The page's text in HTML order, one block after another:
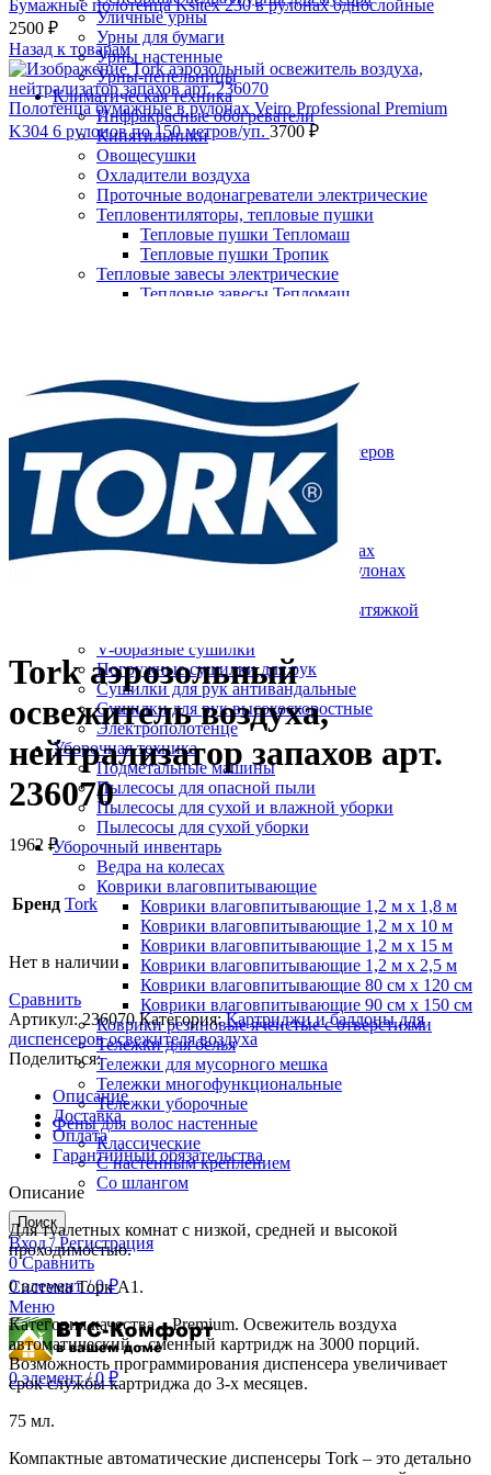
Уличные урны
Урны для бумаги
Урны настенные
Урны-пепельницы
Климатическая техника
Инфракрасные обогреватели
Кипятильники
Овощесушки
Охладители воздуха
Проточные водонагреватели электрические
Тепловентиляторы, тепловые пушки
Тепловые пушки Тепломаш
Тепловые пушки Тропик
Тепловые завесы электрические
Тепловые завесы Тепломаш
Бумажные сиденья для унитаза
Дезинфицирующие средства
Жидкое мыло TORK
Картриджи и баллоны для диспенсеров
освежителя воздуха
Листовые бумажные полотенца
Протирочный материал в рулонах
Салфетки для лица
Туалетная бумага в больших рулонах
Туалетная бумага в стандартных рулонах
Туалетная бумага с центральной вытяжкой
V-образные сушилки
Погружные сушилки для рук
Сушилки для рук антивандальные
Сушилки для рук высокоскоростные
Электрополотенце
Уборочная техника
Подметальные машины
Пылесосы для опасной пыли
Пылесосы для сухой и влажной уборки
Пылесосы для сухой уборки
Уборочный инвентарь
Ведра на колесах
Коврики влаговпитывающие
Коврики влаговпитывающие 1,2 м х 1,8 м
Коврики влаговпитывающие 1,2 м х 10 м
Коврики влаговпитывающие 1,2 м х 15 м
Коврики влаговпитывающие 1,2 м х 2,5 м
Коврики влаговпитывающие 80 см х 120 см
Коврики влаговпитывающие 90 см х 150 см
Коврики резиновые ячеистые с отверстиями
Тележки для белья
Тележки для мусорного мешка
Тележки многофункциональные
Тележки уборочные
Фены для волос настенные
Классические
С настенным креплением
Со шлангом
Поиск
Вход / Регистрация
0 Сравнить
0элемент / 0₽
Меню
0элемент / 0₽
Бумажные полотенца Ksitex 230 в рулонах однослойные
2500 ₽
Назад к товарам
Полотенца бумажные в рулонах Veiro Professional Premium
K304 6 рулонов по 150 метров/уп. 3700 ₽
Нажмите, чтобы увеличить
Tork аэрозольный
освежитель воздуха,
нейтрализатор запахов арт.
236070
1962 ₽
Бренд Tork
Нет в наличии
Сравнить
Артикул:236070Категория: Картриджи и баллоны для
диспенсеров освежителя воздуха
Поделиться:
Описание
Доставка
Оплата
Гарантийный обязательства
Описание
Для туалетных комнат с низкой, средней и высокой
проходимостью.
Система Торк А1.
Категория качества – Premium. Освежитель воздуха
автоматический – сменный картридж на 3000 порций.
Возможность программирования диспенсера увеличивает
срок службы картриджа до 3-х месяцев.
75 мл.
Компактные автоматические диспенсеры Tork – это детально